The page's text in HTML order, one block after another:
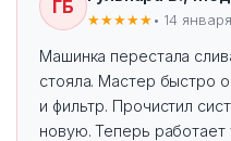
ГБ
★★★★★ • 14
Машинка перестала
стояла. Мастер быстро
и фильтр. Прочистил
новую. Теперь работает